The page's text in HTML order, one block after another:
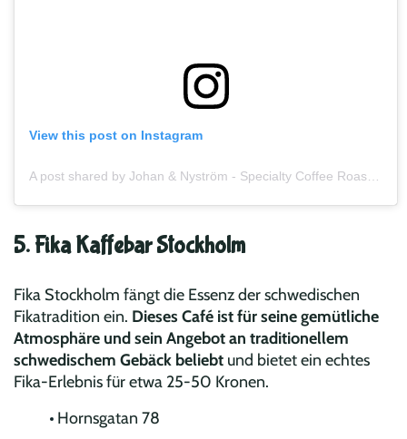
View this post on Instagram
5. Fika Kaffebar Stockholm
Fika Stockholm fängt die Essenz der schwedischen
Fikatradition ein. Dieses Café ist für seine gemütliche
Atmosphäre und sein Angebot an traditionellem
schwedischem Gebäck beliebt und bietet ein echtes
Fika-Erlebnis für etwa 25-50 Kronen.
Hornsgatan 78